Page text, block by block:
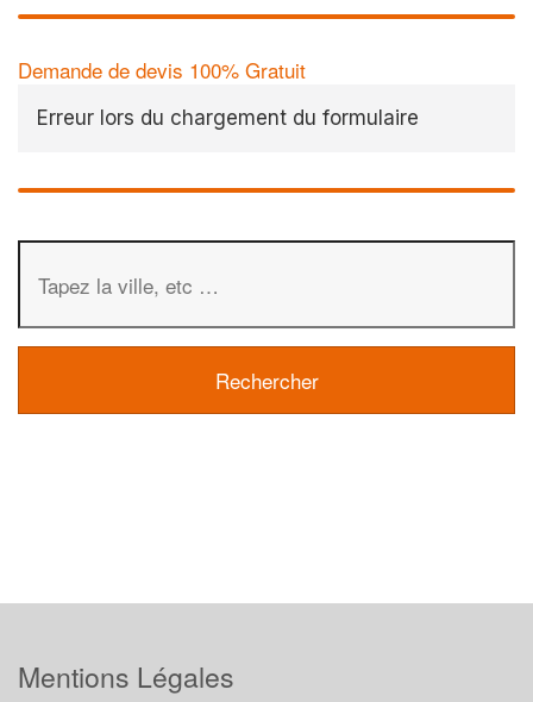
Demande de devis 100% Gratuit
Erreur lors du chargement du formulaire
Mentions Légales